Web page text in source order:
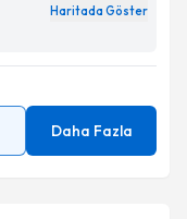
Haritada Göster
Daha Fazla